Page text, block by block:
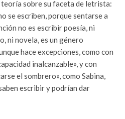
sobre su faceta de letrista:
se escriben, porque sentarse a
no es escribir poesía, ni
ni novela, es un género
hace excepciones, como con
inalcanzable», y con
el sombrero», como Sabina,
escribir y podrían dar